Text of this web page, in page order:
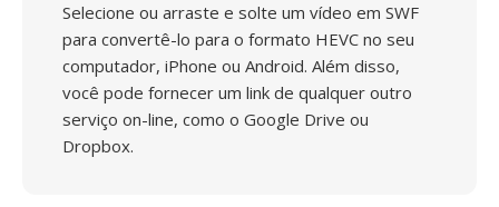
Selecione ou arraste e solte um vídeo em SWF
para convertê-lo para o formato HEVC no seu
computador, iPhone ou Android. Além disso,
você pode fornecer um link de qualquer outro
serviço on-line, como o Google Drive ou
Dropbox.